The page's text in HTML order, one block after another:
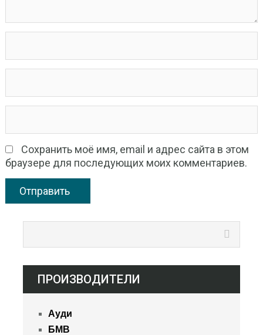
Сохранить моё имя, email и адрес сайта в этом
браузере для последующих моих комментариев.
ПРОИЗВОДИТЕЛИ
Ауди
БМВ